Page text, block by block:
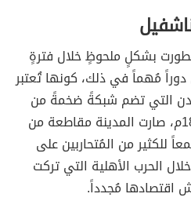
بشكلٍ ملحوظٍ خلال فترةٍ
مُهماً في ذلك، كونها تُعتبر
التي تضم شبكةً ضخمةً من
السكك الحديدية، وخلال عام 1806م، صارت المدينة مقاطعة من
للكثير من المُتحاربين على
الحرب الأهلية التي تركت
اقتصادها مُجدداً.